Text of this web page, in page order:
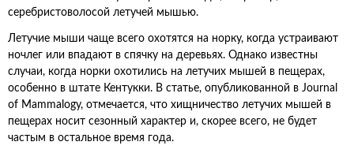
серебристоволосой летучей мышью.
Летучие мыши чаще всего охотятся на норку, когда устраивают
ночлег или впадают в спячку на деревьях. Однако известны
случаи, когда норки охотились на летучих мышей в пещерах,
особенно в штате Кентукки. В статье, опубликованной в Journal
of Mammalogy, отмечается, что хищничество летучих мышей в
пещерах носит сезонный характер и, скорее всего, не будет
частым в остальное время года.